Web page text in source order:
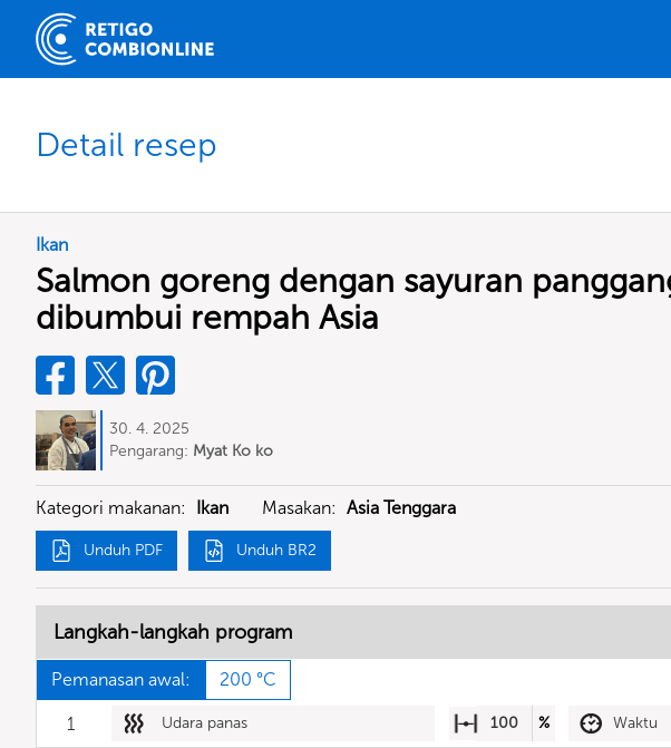
Detail resep
Ikan
Salmon goreng dengan sayuran
dibumbui rempah Asia
30. 4. 2025
Pengarang: Myat Ko ko
Kategori makanan: Ikan Masakan: Asia Tenggara
Unduh PDF Unduh BR2
Langkah-langkah program
Pemanasan awal: 200 °C
1 Udara panas 100 % Waktu